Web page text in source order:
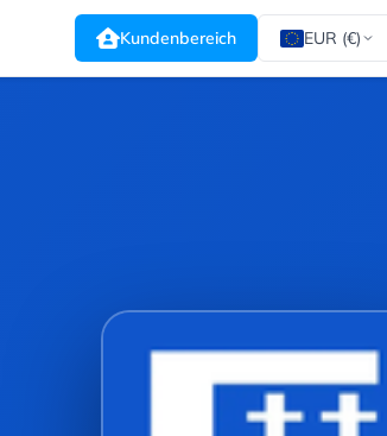
Kundenbereich EUR (€)